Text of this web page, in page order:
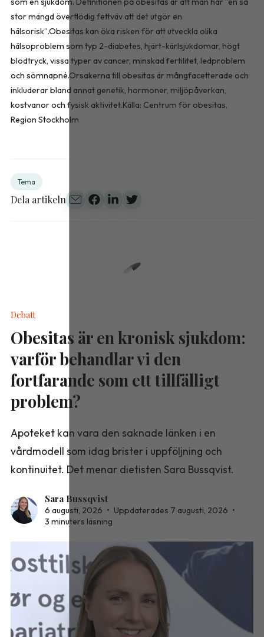
stor mängd överflödig fettväv att det utgör en
hälsorisk”.Obesitas kan öka risken för att utveckla olika
hälsoproblem som typ 2-diabetes, hjärt-kärlsjukdomar, högt
blodtryck, vissa typer av cancer, minskad fertilitet, ledproblem
och sömnapné.Orsakerna till obesitas är mångfacetterade och
inkluderar bland annat genetik, hormoner, miljö­påverkan,
kostvanor och fysisk aktivitet.Källa: Centrum för obesitas,
Region Stockholm
Tema
Dela artikeln
Debatt
Obesitas är en kronisk sjukdom:
varför behandlar vi den
fortfarande som ett tillfälligt
problem?
Apoteket kan vara den saknade länken i en
vårdmodell som idag brister i uppföljning och
kontinuitet. Det menar dietisten Sara Bussqvist.
Sara Bussqvist
6 augusti, 2026 • Uppdaterades 7 augusti, 2026 •
3 minuters läsning